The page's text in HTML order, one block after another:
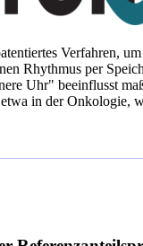
Verfahren,
Rhythmus per
Uhr" beeinflusst
in der Onkologie,